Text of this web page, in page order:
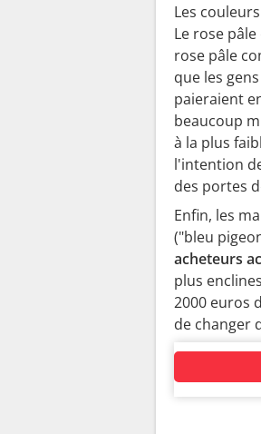
Les
Le rose
rose pâle
que les
paieraient
beaucoup
à la plus
l'intention
des portes
Enfin, les
("bleu
acheteurs
plus
2000 euros
de changer